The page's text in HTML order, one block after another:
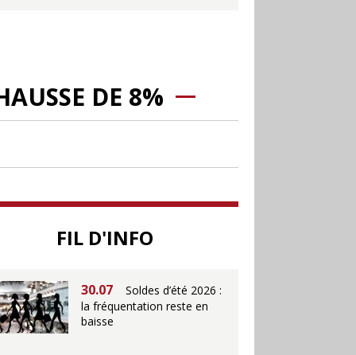
DE 8%
FIL D'INFO
30.06
25.06
Action ouvre un
30.07
Soldes d’été 2026 :
la fréquentation reste en
baisse